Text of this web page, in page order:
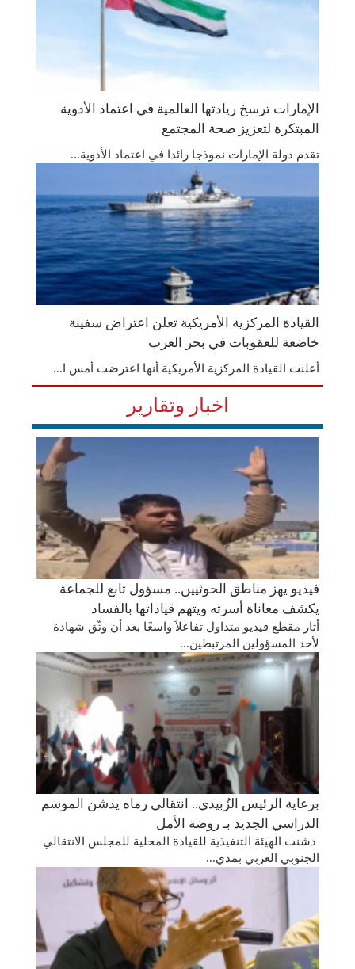
الإمارات ترسخ ريادتها العالمية في اعتماد الأدوية
المبتكرة لتعزيز صحة المجتمع
تقدم دولة الإمارات نموذجا رائدا في اعتماد الأدوية...
القيادة المركزية الأمريكية تعلن اعتراض سفينة
خاضعة للعقوبات في بحر العرب
أعلنت القيادة المركزية الأمريكية أنها اعترضت أمس ا...
اخبار وتقارير
فيديو يهز مناطق الحوثيين.. مسؤول تابع للجماعة
يكشف معاناة أسرته ويتهم قياداتها بالفساد
أثار مقطع فيديو متداول تفاعلاً واسعًا بعد أن وثّق شهادة
لأحد المسؤولين المرتبطين...
برعاية الرئيس الزُبيدي.. انتقالي رماه يدشن الموسم
الدراسي الجديد بـ روضة الأمل
دشنت الهيئة التنفيذية للقيادة المحلية للمجلس الانتقالي
الجنوبي العربي بمدي...